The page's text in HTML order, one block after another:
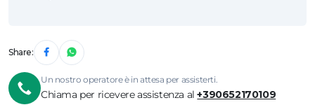
Share:
Un nostro operatore è in attesa per assisterti.
Chiama per ricevere assistenza al+390652170109